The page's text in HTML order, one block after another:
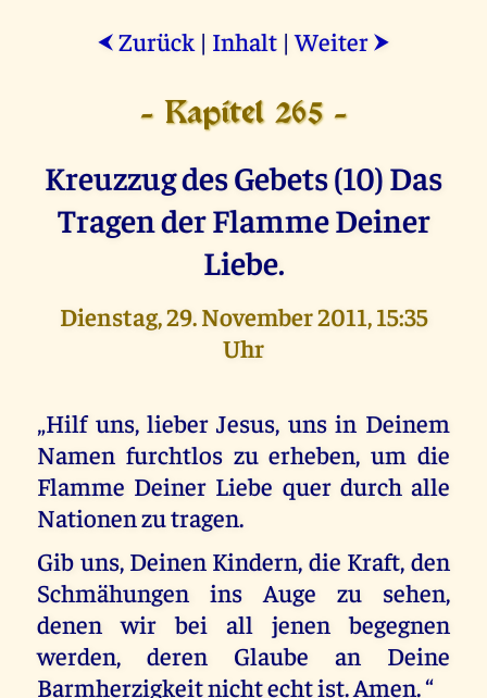
⮜ Zurück | Inhalt |Weiter ⮞
- Kapitel 265 -
Kreuzzug des Gebets (10) Das
Tragen der Flamme Deiner
Liebe.
Dienstag, 29. November 2011, 15:35
Uhr
„Hilf uns, lieber Jesus, uns in Deinem
Namen furchtlos zu erheben, um die
Flamme Deiner Liebe quer durch alle
Nationen zu tragen.
Gib uns, Deinen Kindern, die Kraft, den
Schmähungen ins Auge zu sehen,
denen wir bei all jenen begegnen
werden, deren Glaube an Deine
Barmherzigkeit nicht echt ist. Amen. “